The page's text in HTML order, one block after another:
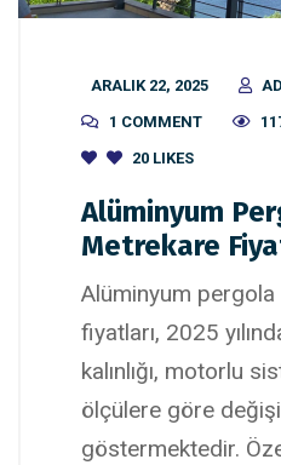
ARALIK 22, 2025
1 COMMENT
20 LIKES
Alüminyum
Metrekare
Alüminyum
fiyatları, 2025
kalınlığı, motorlu
ölçülere göre
göstermektedir.